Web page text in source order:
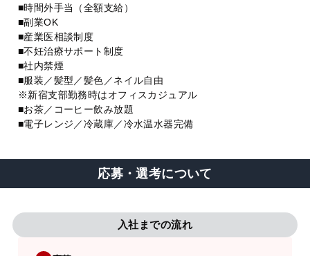
■時間外手当（全額支給）
■副業OK
■産業医相談制度
■不妊治療サポート制度
■社内禁煙
■服装／髪型／髪色／ネイル自由
※新宿支部勤務時はオフィスカジュアル
■お茶／コーヒー飲み放題
■電子レンジ／冷蔵庫／冷水温水器完備
応募・選考について
入社までの流れ